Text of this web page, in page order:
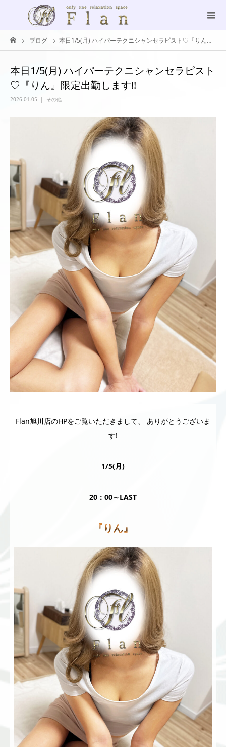
ブログ 本日1/5(月) ハイパーテクニシャンセラピスト♡『りん』限定出勤します!!
本日1/5(月) ハイパーテクニシャンセラピスト
♡『りん』限定出勤します!!
2026.01.05 その他
Flan旭川店のHPをご覧いただきまして、 ありがとうございま
す!
1/5(月)
20：00～LAST
『りん』